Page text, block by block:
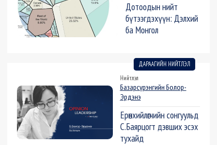
Дотоодын нийт
бүтээгдэхүүн: Дэлхий
ба Монгол
ДАРААГИЙН НИЙТЛЭЛ
Нийтлэл
Базарсүрэнгийн Болор-
Эрдэнэ
Ерөнхийлөгчийн сонгуульд
С.Баярцогт дэвших эсэх
тухайд